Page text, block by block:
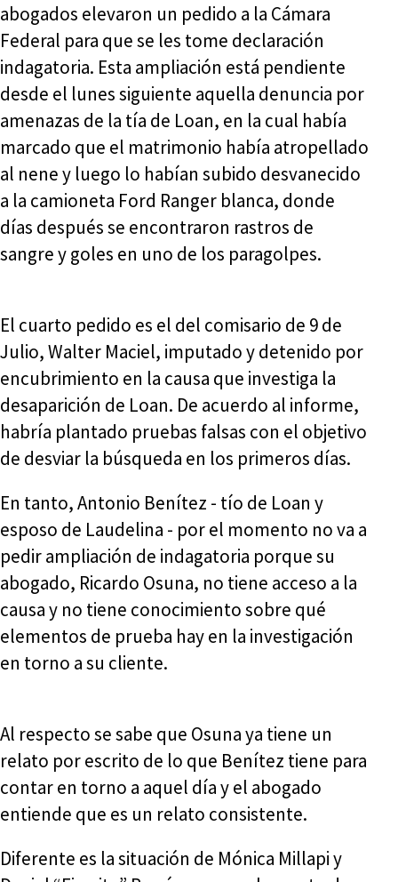
abogados elevaron un pedido a la Cámara
Federal para que se les tome declaración
indagatoria. Esta ampliación está pendiente
desde el lunes siguiente aquella denuncia por
amenazas de la tía de Loan, en la cual había
marcado que el matrimonio había atropellado
al nene y luego lo habían subido desvanecido
a la camioneta Ford Ranger blanca, donde
días después se encontraron rastros de
sangre y goles en uno de los paragolpes.
El cuarto pedido es el del comisario de 9 de
Julio, Walter Maciel, imputado y detenido por
encubrimiento en la causa que investiga la
desaparición de Loan. De acuerdo al informe,
habría plantado pruebas falsas con el objetivo
de desviar la búsqueda en los primeros días.
En tanto, Antonio Benítez - tío de Loan y
esposo de Laudelina - por el momento no va a
pedir ampliación de indagatoria porque su
abogado, Ricardo Osuna, no tiene acceso a la
causa y no tiene conocimiento sobre qué
elementos de prueba hay en la investigación
en torno a su cliente.
Al respecto se sabe que Osuna ya tiene un
relato por escrito de lo que Benítez tiene para
contar en torno a aquel día y el abogado
entiende que es un relato consistente.
Diferente es la situación de Mónica Millapi y